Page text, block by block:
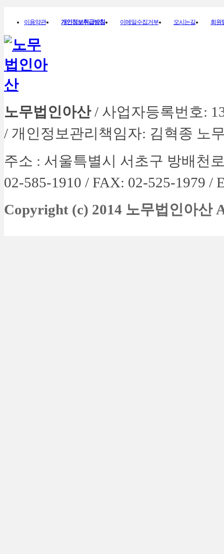
이용약관 개인정보취급방침 이메일수집거부 오시는길 회원
노무법인아산/ 사업자등록번호:
/ 개인정보관리책임자: 김혁종 노
주소 : 서울특별시 서초구 방배천
02-585-1910 / FAX: 02-525-1979 /
Copyright (c) 2014 노무법인아산